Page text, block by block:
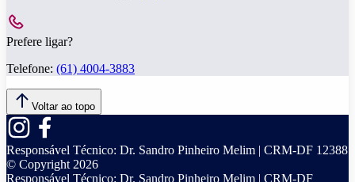
Prefere ligar?
Telefone: (61) 4004-3883
Voltar ao topo
Responsável Técnico: Dr. Sandro Pinheiro Melim | CRM-DF 12388
© Copyright 2026
Responsável Técnico: Dr. Sandro Pinheiro Melim | CRM-DF